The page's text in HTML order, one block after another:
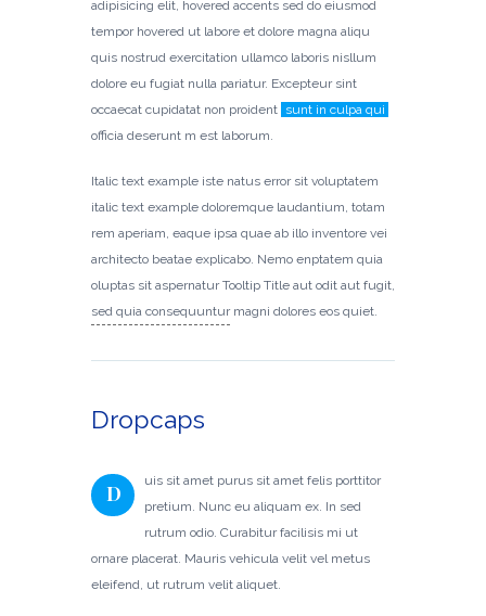
adipisicing elit, hovered accents sed do eiusmod
tempor hovered ut labore et dolore magna aliqu
quis nostrud exercitation ullamco laboris nisllum
dolore eu fugiat nulla pariatur. Excepteur sint
occaecat cupidatat non proident sunt in culpa qui
officia deserunt m est laborum.
Italic text example iste natus error sit voluptatem
italic text example doloremque laudantium, totam
rem aperiam, eaque ipsa quae ab illo inventore vei
architecto beatae explicabo. Nemo enptatem quia
oluptas sit aspernatur Tooltip Title aut odit aut fugit,
sed quia consequunturmagni dolores eos quiet.
Dropcaps
D
uis sit amet purus sit amet felis porttitor
pretium. Nunc eu aliquam ex. In sed
rutrum odio. Curabitur facilisis mi ut
ornare placerat. Mauris vehicula velit vel metus
eleifend, ut rutrum velit aliquet.